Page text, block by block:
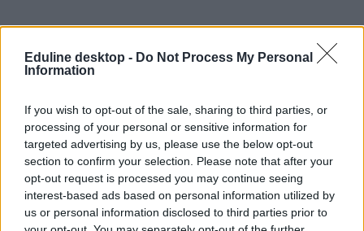
Eduline desktop - Do Not Process My Personal
Information
If you wish to opt-out of the sale, sharing to third parties, or
processing of your personal or sensitive information for
targeted advertising by us, please use the below opt-out
section to confirm your selection. Please note that after your
opt-out request is processed you may continue seeing
interest-based ads based on personal information utilized by
us or personal information disclosed to third parties prior to
felvételi